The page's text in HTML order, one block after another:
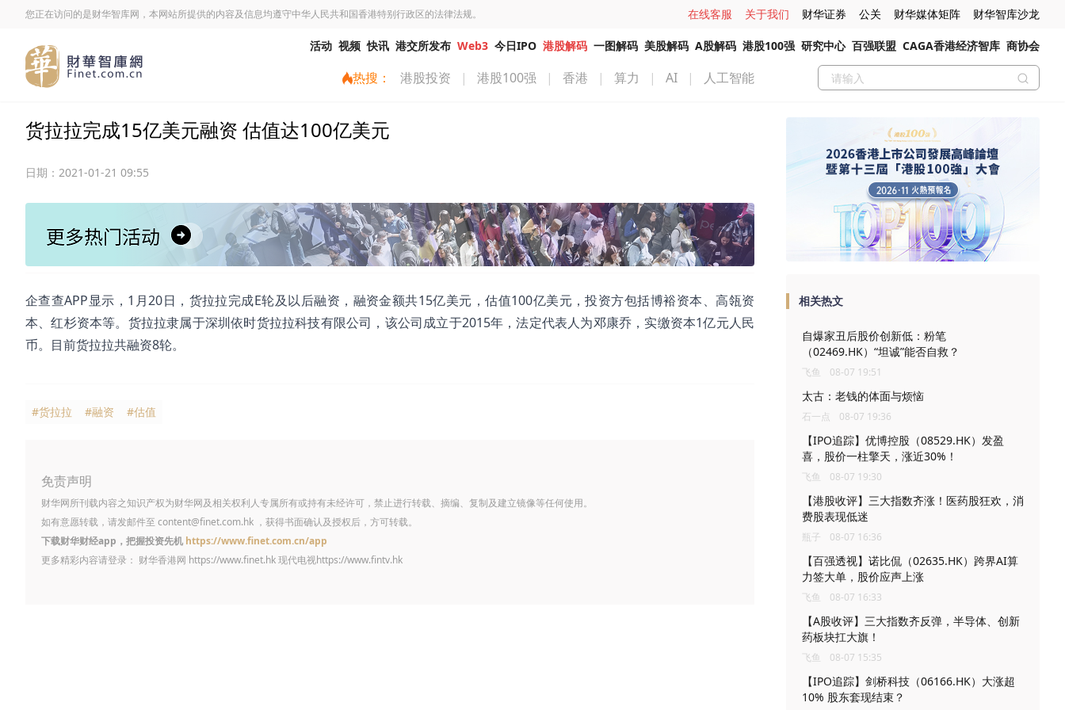
您正在访问的是财华智库网，本网站所提供的内容及信息均遵守中华人民共和国香港特别行政区的法律法规。 在线客服 关于我们 财华证券 公关 财华媒体矩阵 财华智库沙龙
活动 视频 快讯 港交所发布 Web3 今日IPO 港股解码 一图解码 美股解码 A股解码 港股100强 研究中心 百强联盟 CAGA香港经济智库 商协会
热搜： 港股投资 | 港股100强 | 香港 | 算力 | AI | 人工智能
货拉拉完成15亿美元融资 估值达100亿美元
日期： 2021-01-21 09:55
企查查APP显示，1月20日，货拉拉完成E轮及以后融资，融资金额共15亿美元，估值100亿美元，投资方包括博裕资本、高瓴资
本、红杉资本等。货拉拉隶属于深圳依时货拉拉科技有限公司，该公司成立于2015年，法定代表人为邓康乔，实缴资本1亿元人民
币。目前货拉拉共融资8轮。
#货拉拉 #融资 #估值
免责声明
财华网所刊载内容之知识产权为财华网及相关权利人专属所有或持有未经许可，禁止进行转载、摘编、复制及建立镜像等任何使用。
如有意愿转载，请发邮件至 content@finet.com.hk ，获得书面确认及授权后，方可转载。
下载财华财经app，把握投资先机 https://www.finet.com.cn/app
更多精彩内容请登录： 财华香港网 https://www.finet.hk现代电视https://www.fintv.hk
相关热文
自爆家丑后股价创新低：粉笔
（02469.HK）“坦诚”能否自救？
飞鱼 08-07 19:51
太古：老钱的体面与烦恼
石一点 08-07 19:36
【IPO追踪】优博控股（08529.HK）发盈
喜，股价一柱擎天，涨近30%！
飞鱼 08-07 19:30
【港股收评】三大指数齐涨！医药股狂欢，消
费股表现低迷
瓶子 08-07 16:36
【百强透视】诺比侃（02635.HK）跨界AI算
力签大单，股价应声上涨
飞鱼 08-07 16:33
【A股收评】三大指数齐反弹，半导体、创新
药板块扛大旗！
飞鱼 08-07 15:35
【IPO追踪】剑桥科技（06166.HK）大涨超
10% 股东套现结束？